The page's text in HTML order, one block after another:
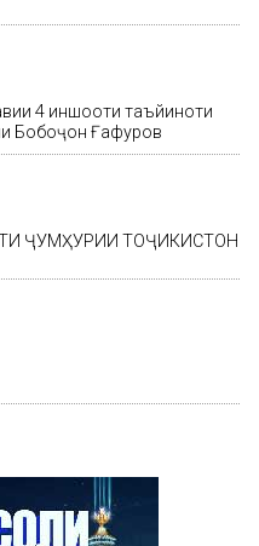
4 иншооти таъйиноти
Бобоҷон Ғафуров
ҶУМҲУРИИ ТОҶИКИСТОН